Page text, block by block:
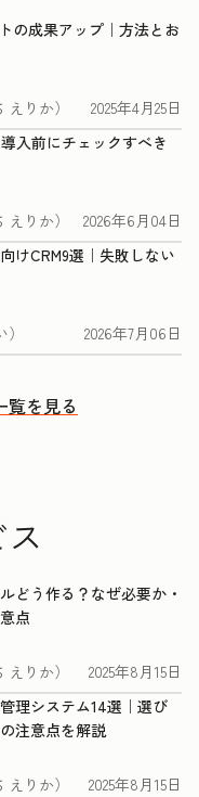
の成果アップ｜方法とお
りか）
2025年4月25日
入前にチェックすべき
りか）
2026年6月04日
けCRM9選｜失敗しない
2026年7月06日
覧を見る
どう作る？なぜ必要か・
点
りか）
2025年8月15日
理システム14選｜選び
注意点を解説
りか）
2025年8月15日